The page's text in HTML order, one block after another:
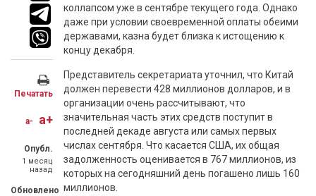
Печатать
a- a+
Опубл.
1 месяц
назад
Обновлено
коллапсом уже в сентябре текущего года. Однако
даже при условии своевременной оплаты обеими
державами, казна будет близка к истощению к
концу декабря.
Представитель секретариата уточнил, что Китай
должен перевести 428 миллионов долларов, и в
организации очень рассчитывают, что
значительная часть этих средств поступит в
последней декаде августа или самых первых
числах сентября. Что касается США, их общая
задолженность оценивается в 767 миллионов, из
которых на сегодняшний день погашено лишь 160
миллионов.